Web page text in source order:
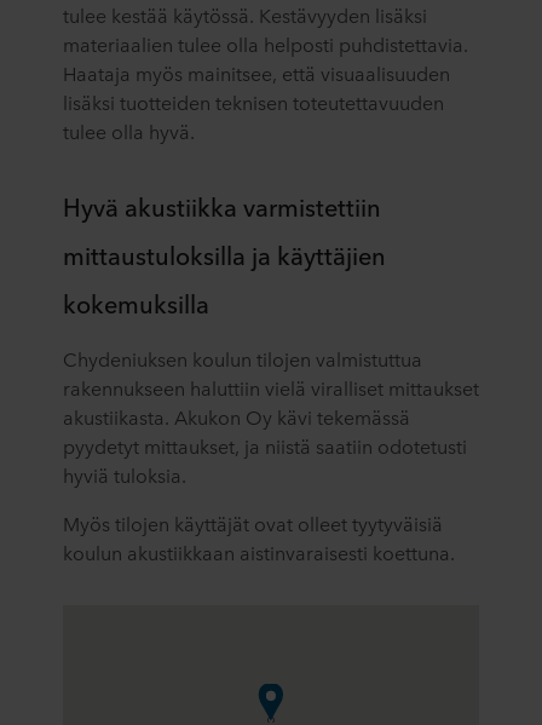
tulee kestää käytössä. Kestävyyden lisäksi
materiaalien tulee olla helposti puhdistettavia.
Haataja myös mainitsee, että visuaalisuuden
lisäksi tuotteiden teknisen toteutettavuuden
tulee olla hyvä.
Hyvä akustiikka varmistettiin
mittaustuloksilla ja käyttäjien
kokemuksilla
Chydeniuksen koulun tilojen valmistuttua
rakennukseen haluttiin vielä viralliset mittaukset
akustiikasta. Akukon Oy kävi tekemässä
pyydetyt mittaukset, ja niistä saatiin odotetusti
hyviä tuloksia.
Myös tilojen käyttäjät ovat olleet tyytyväisiä
koulun akustiikkaan aistinvaraisesti koettuna.